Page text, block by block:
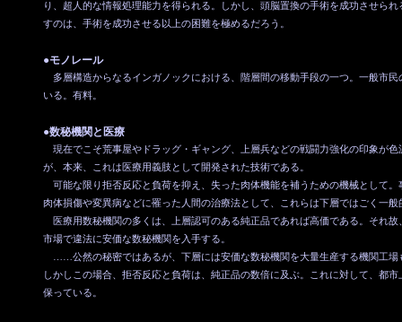
り、超人的な情報処理能力を得られる。しかし、頭脳置換の手術を成功させら
すのは、手術を成功させる以上の困難を極めるだろう。
●モノレール
多層構造からなるインガノックにおける、階層間の移動手段の一つ。一般市民
いる。有料。
●数秘機関と医療
現在でこそ荒事屋やドラッグ・ギャング、上層兵などの戦闘力強化の印象が色
が、本来、これは医療用義肢として開発された技術である。
可能な限り拒否反応と負荷を抑え、失った肉体機能を補うための機械として。
肉体損傷や変異病などに罹った人間の治療法として、これらは下層ではごく一
医療用数秘機関の多くは、上層認可のある純正品であれば高価である。それ故
市場で違法に安価な数秘機関を入手する。
……公然の秘密ではあるが、下層には安価な数秘機関を大量生産する機関工場
しかしこの場合、拒否反応と負荷は、純正品の数倍に及ぶ。これに対して、都
保っている。